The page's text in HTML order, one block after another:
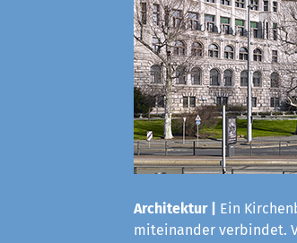
Architektur |
Ein
miteinander verbindet.